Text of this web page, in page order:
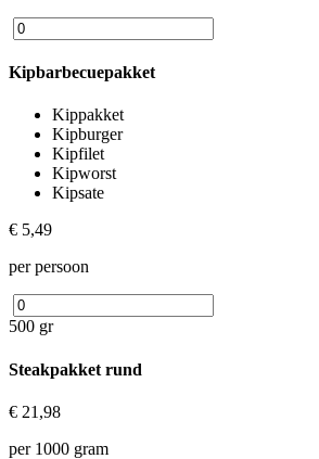
Kipbarbecuepakket
Kippakket
Kipburger
Kipfilet
Kipworst
Kipsate
€ 5,49
per persoon
500 gr
Steakpakket rund
€ 21,98
per 1000 gram